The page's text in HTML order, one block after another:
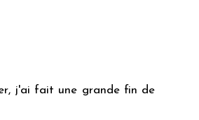
j'ai fait une grande fin de